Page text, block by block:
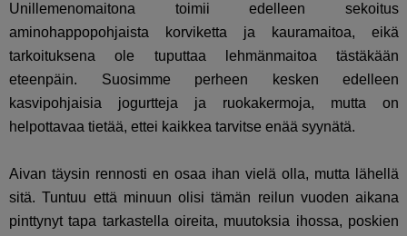
Unillemenomaitona toimii edelleen sekoitus
aminohappopohjaista korviketta ja kauramaitoa, eikä
tarkoituksena ole tuputtaa lehmänmaitoa tästäkään
eteenpäin. Suosimme perheen kesken edelleen
kasvipohjaisia jogurtteja ja ruokakermoja, mutta on
helpottavaa tietää, ettei kaikkea tarvitse enää syynätä.
Aivan täysin rennosti en osaa ihan vielä olla, mutta lähellä
sitä. Tuntuu että minuun olisi tämän reilun vuoden aikana
pinttynyt tapa tarkastella oireita, muutoksia ihossa, poskien